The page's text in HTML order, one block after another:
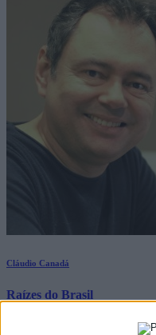
Cláudio Canadá
Raízes do Brasil